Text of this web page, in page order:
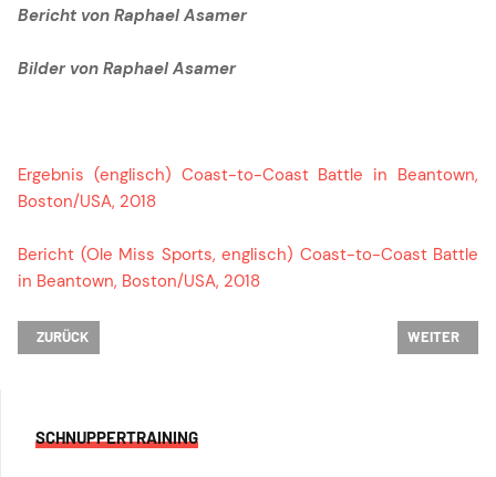
Bericht von Raphael Asamer
Bilder von Raphael Asamer
Ergebnis (englisch) Coast-to-Coast Battle in Beantown,
Boston/USA, 2018
Bericht (Ole Miss Sports, englisch) Coast-to-Coast Battle
in Beantown, Boston/USA, 2018
VORHERIGER BEITRAG: YLVI STÜRMT MIT OLE MISS-GIRLS ZU BRONZE
ZURÜCK NÄCHSTER
WEITER
SCHNUPPERTRAINING